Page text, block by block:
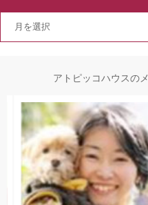
アトピッコハウスの